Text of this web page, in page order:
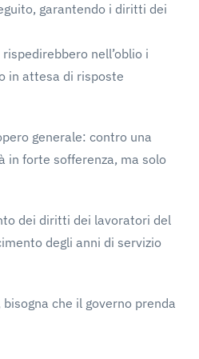
garantendo i diritti dei
nell’oblio i
in attesa di risposte
generale: contro una
in forte sofferenza, ma solo
dei diritti dei lavoratori del
degli anni di servizio
che il governo prenda